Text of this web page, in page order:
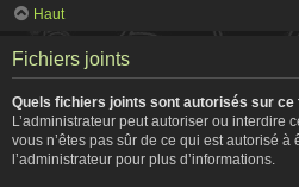
Haut
Fichiers joints
Quels fichiers joints sont autorisés sur ce
L’administrateur peut autoriser ou interdire
vous n’êtes pas sûr de ce qui est autorisé à
l’administrateur pour plus d’informations.